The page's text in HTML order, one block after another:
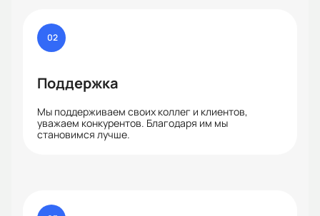
02
Поддержка
Мы поддерживаем своих коллег и клиентов,
уважаем конкурентов. Благодаря им мы
становимся лучше.